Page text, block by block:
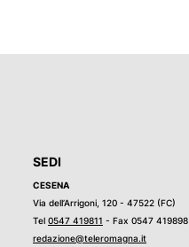
SEDI
CESENA
Via dell’Arrigoni, 120 - 47522 (FC)
Tel 0547 419811 - Fax 0547 419898
redazione@teleromagna.it